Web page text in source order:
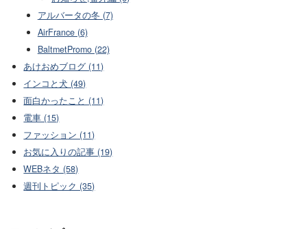
アルバータの冬 (7)
AirFrance (6)
BaltmetPromo (22)
あけおめブログ (11)
インコと犬 (49)
面白かったこと (11)
電車 (15)
ファッション (11)
お気に入りの記事 (19)
WEBネタ (58)
週刊トピック (35)